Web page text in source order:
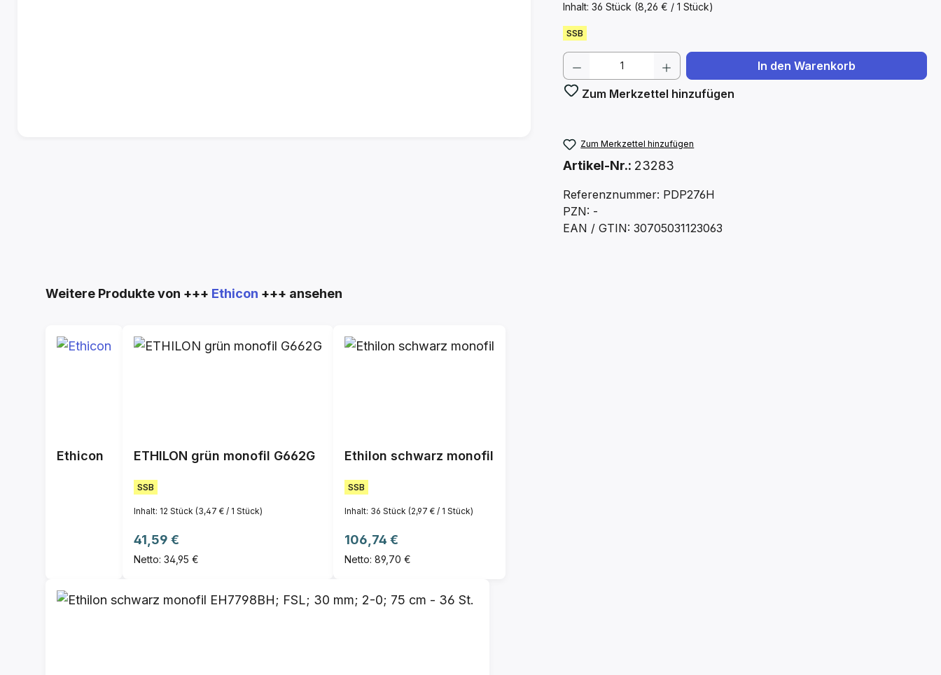
Inhalt: 36 Stück (8,26 € / 1 Stück)
SSB
Produkt Anzahl: Gib den gewünschten Wert
In den Warenkorb
Zum Merkzettel hinzufügen
Zum Merkzettel hinzufügen
Artikel-Nr.: 23283
Referenznummer: PDP276H
PZN: -
EAN / GTIN: 30705031123063
Produktgalerie überspringen
Weitere Produkte von +++ Ethicon +++ ansehen
Ethicon ETHILON grün monofil G662G
SSB
Inhalt: 12 Stück (3,47 € / 1 Stück)
Regulärer Preis:
41,59 €
Netto: 34,95 €
Ethilon schwarz monofil
SSB
Inhalt: 36 Stück (2,97 € / 1 Stück)
Regulärer Preis:
106,74 €
Netto: 89,70 €